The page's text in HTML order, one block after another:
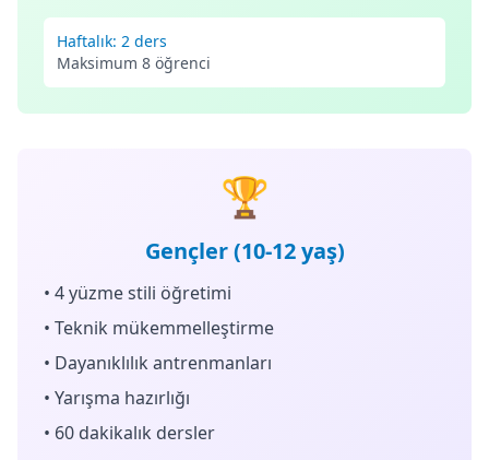
Haftalık: 2 ders
Maksimum 8 öğrenci
🏆
Gençler (10-12 yaş)
• 4 yüzme stili öğretimi
• Teknik mükemmelleştirme
• Dayanıklılık antrenmanları
• Yarışma hazırlığı
• 60 dakikalık dersler